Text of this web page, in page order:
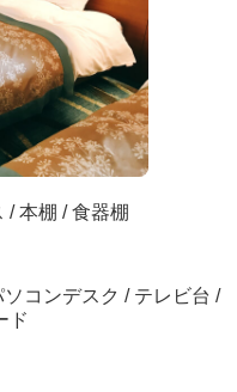
/ 本棚 / 食器棚
コンデスク / テレビ台 /
ド